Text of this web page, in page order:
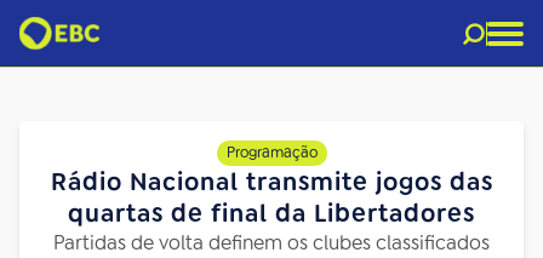
Programação
Rádio Nacional transmite jogos das
quartas de final da Libertadores
Partidas de volta definem os clubes classificados